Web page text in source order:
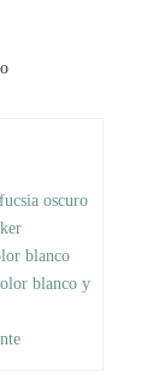
oscuro
blanco
blanco y